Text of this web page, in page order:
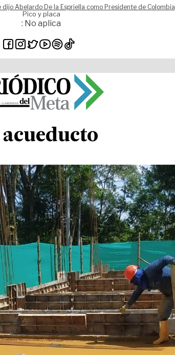
Abelardo De la Espriella como Presidente de Colombia
Pico y placa
: No aplica